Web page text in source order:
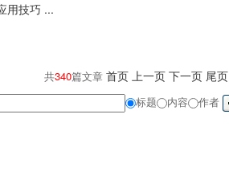
用技巧 ...
共340篇文章 首页 上一页 下一页 尾页
标题 内容 作者